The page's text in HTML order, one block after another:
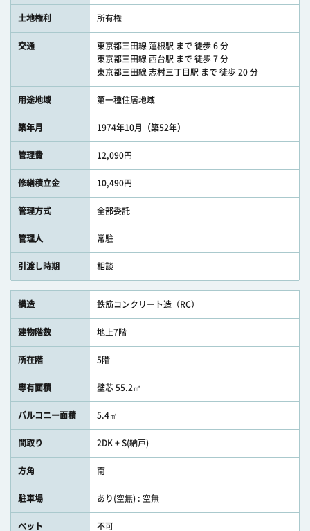
土地権利 所有権
交通
東京都三田線 蓮根駅 まで 徒歩 6 分
東京都三田線 西台駅 まで 徒歩 7 分
東京都三田線 志村三丁目駅 まで 徒歩 20 分
用途地域 第一種住居地域
築年月 1974年10月（築52年）
管理費 12,090円
修繕積立金 10,490円
管理方式 全部委託
管理人 常駐
引渡し時期 相談
構造 鉄筋コンクリート造（RC）
建物階数 地上7階
所在階 5階
専有面積 壁芯 55.2㎡
バルコニー面積 5.4㎡
間取り 2DK + S(納戸)
方角 南
駐車場 あり(空無) : 空無
ペット 不可